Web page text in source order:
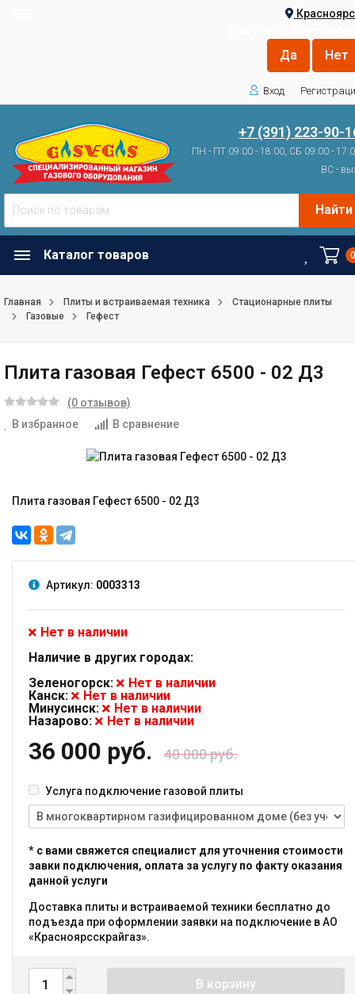
Вход
+7 (391) 223-90-
ПН - ПТ 09:00 - 18:00, СБ 09:00 -
ВС -
Найти
Каталог товаров
Главная Плиты и встраиваемая техника
Стационарные плиты
Газовые
Гефест
Плита газовая Гефест 6500 - 02 Д3
(0 отзывов)
В избранное
В сравнение
Плита газовая Гефест 6500 - 02 Д3
Артикул: 0003313
Нет в наличии
Наличие в других городах:
Зеленогорск:
Нет в наличии
Канск:
Нет в наличии
Минусинск:
Нет в наличии
Назарово:
Нет в наличии
36 000 руб. 40 000 руб.
Услуга подключение газовой плиты
* с вами свяжется специалист для уточнения стоимости
завки подключения, оплата за услугу по факту оказания
данной услуги
Доставка плиты и встраиваемой техники бесплатно до
подъезда при оформлении заявки на подключение в АО
«Красноярсскрайгаз».
В корзину